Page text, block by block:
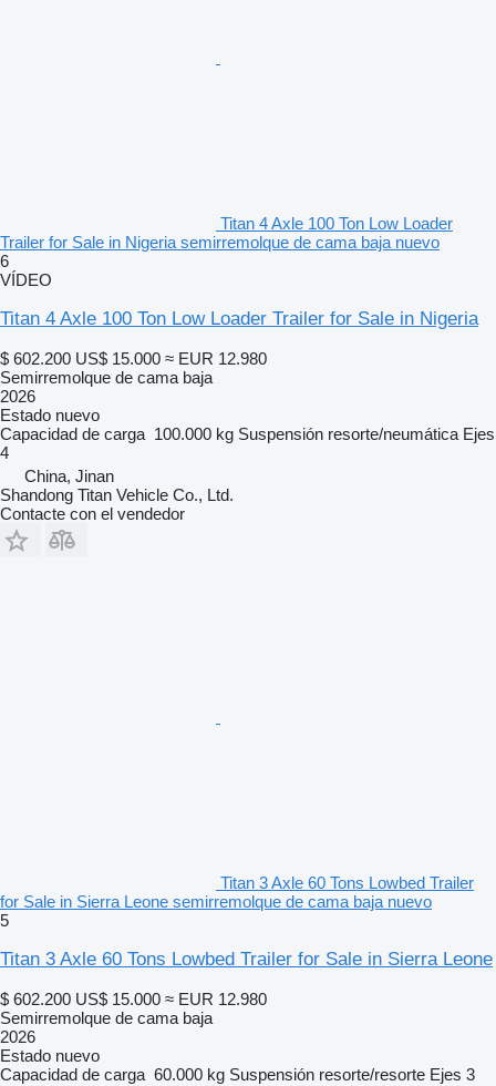
Titan 4 Axle 100 Ton Low Loader
Trailer for Sale in Nigeria semirremolque de cama baja nuevo
6
VÍDEO
Titan 4 Axle 100 Ton Low Loader Trailer for Sale in Nigeria
$ 602.200 US$ 15.000 ≈ EUR 12.980
Semirremolque de cama baja
2026
Estado nuevo
Capacidad de carga 100.000 kg Suspensión resorte/neumática Ejes
4
China, Jinan
Shandong Titan Vehicle Co., Ltd.
Contacte con el vendedor
Titan 3 Axle 60 Tons Lowbed Trailer
for Sale in Sierra Leone semirremolque de cama baja nuevo
5
Titan 3 Axle 60 Tons Lowbed Trailer for Sale in Sierra Leone
$ 602.200 US$ 15.000 ≈ EUR 12.980
Semirremolque de cama baja
2026
Estado nuevo
Capacidad de carga 60.000 kg Suspensión resorte/resorte Ejes 3